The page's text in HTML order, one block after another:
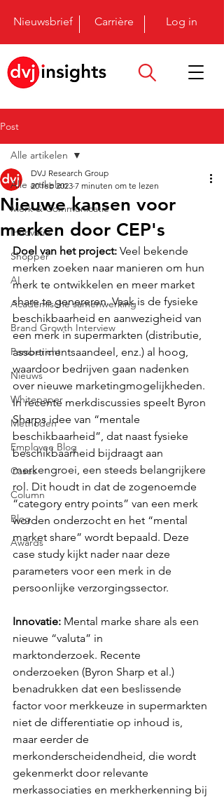
Nieuwsbrief Carrière Log in
Post
Alle artikelen
Merk & Communicatie
Innovatie
Shopper
AI
Academische samenwerking
Brand Growth Interview
Persbericht
Nieuws
Whitepaper
Methoden
Employee Blog
Cases
Column
Blog
Awards
Alle artikelen
Nieuwe kansen voor
merken door CEP's
DVJ Research Group
20 feb 2023 7 minuten om te lezen
Doel van het project: Veel bekende
merken zoeken naar manieren om hun
merk te ontwikkelen en meer market
share te genereren. Vaak is de fysieke
beschikbaarheid en aanwezigheid van
een merk in supermarkten (distributie,
assortimentsaandeel, enz.) al hoog,
waardoor bedrijven gaan nadenken
over nieuwe marketingmogelijkheden.
In recente merkdiscussies speelt Byron
Sharps idee van “mentale
beschikbaarheid”, dat naast fysieke
beschikbaarheid bijdraagt aan
merkengroei, een steeds belangrijkere
rol. Dit houdt in dat de zogenoemde
“category entry points” van een merk
worden onderzocht en het “mental
market share” wordt bepaald. Deze
case study kijkt nader naar deze
parameters voor een merk in de
persoonlijke verzorgingssector.
Innovatie: Mental marke share als een
nieuwe “valuta” in
marktonderzoek. Recente
onderzoeken (Byron Sharp et al.)
benadrukken dat een beslissende
factor voor merkkeuze in supermarkten
niet de differentiatie op inhoud is,
maar eerder de
merkonderscheidendheid, die wordt
gekenmerkt door relevante
merkassociaties en merkherkenning bij